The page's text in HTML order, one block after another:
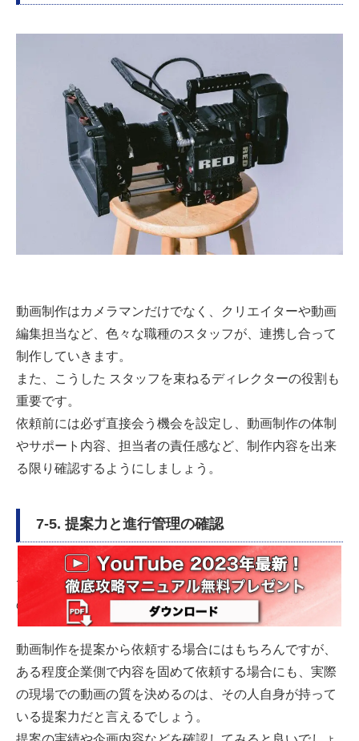
動画制作はカメラマンだけでなく、クリエイターや動画
編集担当など、色々な職種のスタッフが、連携し合って
制作していきます。
また、こうした スタッフを束ねるディレクターの役割も
重要です。
依頼前には必ず直接会う機会を設定し、動画制作の体制
やサポート内容、担当者の責任感など、制作内容を出来
る限り確認するようにしましょう。
7-5. 提案力と進行管理の確認
ディレクターの打合せの際、もう一つ確認しておきたい
のは、提案力と進行管理のスキルです。
動画制作を提案から依頼する場合にはもちろんですが、
ある程度企業側で内容を固めて依頼する場合にも、実際
の現場での動画の質を決めるのは、その人自身が持って
いる提案力だと言えるでしょう。